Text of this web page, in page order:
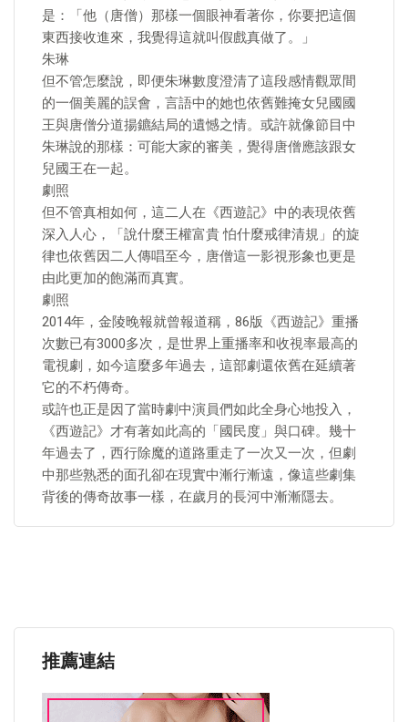
是：「他（唐僧）那樣一個眼神看著你，你要把這個
東西接收進來，我覺得這就叫假戲真做了。」
朱琳
但不管怎麼說，即便朱琳數度澄清了這段感情觀眾間
的一個美麗的誤會，言語中的她也依舊難掩女兒國國
王與唐僧分道揚鑣結局的遺憾之情。或許就像節目中
朱琳說的那樣：可能大家的審美，覺得唐僧應該跟女
兒國王在一起。
劇照
但不管真相如何，這二人在《西遊記》中的表現依舊
深入人心，「說什麼王權富貴 怕什麼戒律清規」的旋
律也依舊因二人傳唱至今，唐僧這一影視形象也更是
由此更加的飽滿而真實。
劇照
2014年，金陵晚報就曾報道稱，86版《西遊記》重播
次數已有3000多次，是世界上重播率和收視率最高的
電視劇，如今這麼多年過去，這部劇還依舊在延續著
它的不朽傳奇。
或許也正是因了當時劇中演員們如此全身心地投入，
《西遊記》才有著如此高的「國民度」與口碑。幾十
年過去了，西行除魔的道路重走了一次又一次，但劇
中那些熟悉的面孔卻在現實中漸行漸遠，像這些劇集
背後的傳奇故事一樣，在歲月的長河中漸漸隱去。
推薦連結